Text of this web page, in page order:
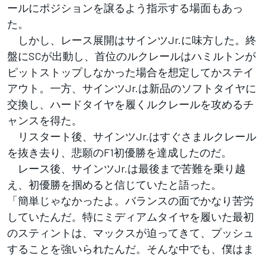
ールにポジションを譲るよう指示する場面もあっ
た。
しかし、レース展開はサインツJr.に味方した。終
盤にSCが出動し、首位のルクレールはハミルトンが
ピットストップしなかった場合を想定してかステイ
アウト。一方、サインツJr.は新品のソフトタイヤに
交換し、ハードタイヤを履くルクレールを攻めるチ
ャンスを得た。
リスタート後、サインツJr.はすぐさまルクレール
を抜き去り、悲願のF1初優勝を達成したのだ。
レース後、サインツJr.は最後まで苦難を乗り越
え、初優勝を掴めると信じていたと語った。
「簡単じゃなかったよ。バランスの面でかなり苦労
していたんだ。特にミディアムタイヤを履いた最初
のスティントは、マックスが迫ってきて、プッシュ
することを強いられたんだ。そんな中でも、僕はま